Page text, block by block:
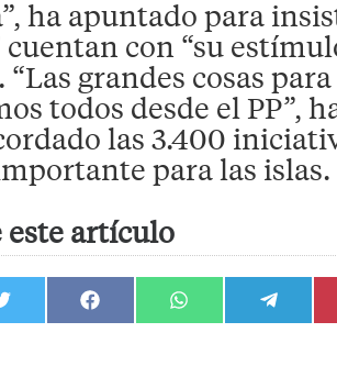
ha apuntado para
cuentan con “su
grandes cosas
todos desde el PP”,
las 3.400
para las islas.
este artículo
Compartir
en
Compartir
en
Compartir
en
Compartir
en